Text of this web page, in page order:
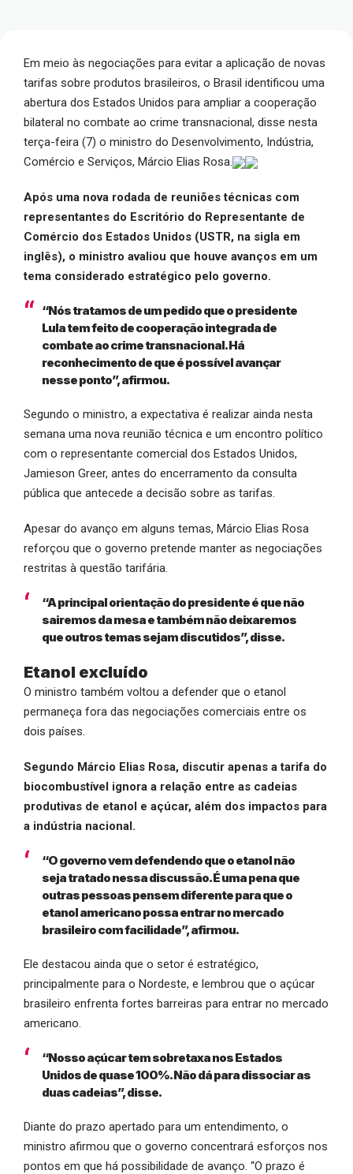
Em meio às negociações para evitar a aplicação de novas
tarifas sobre produtos brasileiros, o Brasil identificou uma
abertura dos Estados Unidos para ampliar a cooperação
bilateral no combate ao crime transnacional, disse nesta
terça-feira (7) o ministro do Desenvolvimento, Indústria,
Comércio e Serviços, Márcio Elias Rosa.
Após uma nova rodada de reuniões técnicas com
representantes do Escritório do Representante de
Comércio dos Estados Unidos (USTR, na sigla em
inglês), o ministro avaliou que houve avanços em um
tema considerado estratégico pelo governo.
“Nós tratamos de um pedido que o presidente
Lula tem feito de cooperação integrada de
combate ao crime transnacional. Há
reconhecimento de que é possível avançar
nesse ponto”, afirmou.
Segundo o ministro, a expectativa é realizar ainda nesta
semana uma nova reunião técnica e um encontro político
com o representante comercial dos Estados Unidos,
Jamieson Greer, antes do encerramento da consulta
pública que antecede a decisão sobre as tarifas.
Apesar do avanço em alguns temas, Márcio Elias Rosa
reforçou que o governo pretende manter as negociações
restritas à questão tarifária.
“A principal orientação do presidente é que não
sairemos da mesa e também não deixaremos
que outros temas sejam discutidos”, disse.
Etanol excluído
O ministro também voltou a defender que o etanol
permaneça fora das negociações comerciais entre os
dois países.
Segundo Márcio Elias Rosa, discutir apenas a tarifa do
biocombustível ignora a relação entre as cadeias
produtivas de etanol e açúcar, além dos impactos para
a indústria nacional.
“O governo vem defendendo que o etanol não
seja tratado nessa discussão. É uma pena que
outras pessoas pensem diferente para que o
etanol americano possa entrar no mercado
brasileiro com facilidade”, afirmou.
Ele destacou ainda que o setor é estratégico,
principalmente para o Nordeste, e lembrou que o açúcar
brasileiro enfrenta fortes barreiras para entrar no mercado
americano.
“Nosso açúcar tem sobretaxa nos Estados
Unidos de quase 100%. Não dá para dissociar as
duas cadeias”, disse.
Diante do prazo apertado para um entendimento, o
ministro afirmou que o governo concentrará esforços nos
pontos em que há possibilidade de avanço. “O prazo é